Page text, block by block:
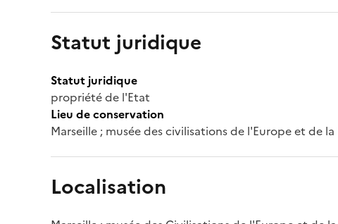
Statut juridique
Statut juridique
propriété de l'Etat
Lieu de conservation
Marseille ; musée des civilisations de l'Europe et de
Localisation